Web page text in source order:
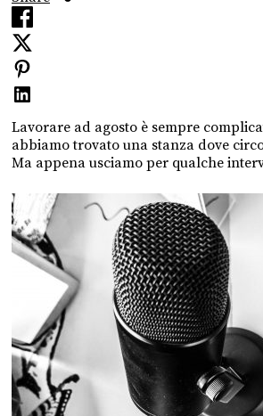
Lavorare ad agosto è sempre
abbiamo trovato una stanza dove
Ma appena usciamo per qualche